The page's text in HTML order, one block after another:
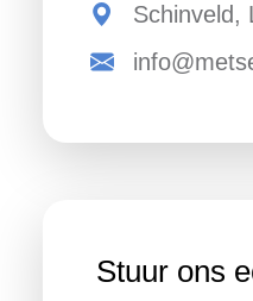
Schinveld,
Stuur ons